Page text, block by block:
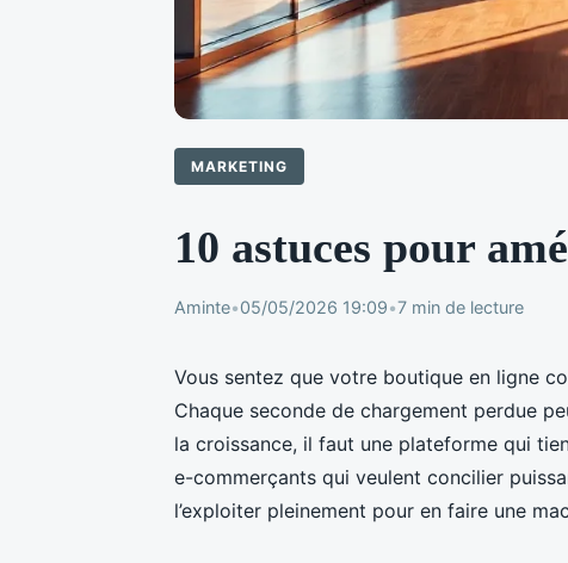
MARKETING
10 astuces pour
Aminte•05/05/2026 19:09•7 min de lecture
Vous sentez que votre boutique en ligne
Chaque seconde de chargement perdue
la croissance, il faut une plateforme qui
e-commerçants qui veulent concilier
l’exploiter pleinement pour en faire une